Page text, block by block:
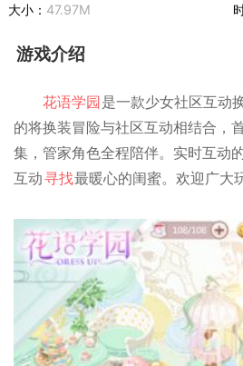
大小： 47.97M
游戏介绍
花语学园 是一款少女社区互动
的将换装冒险与社区互动相结合，
集，管家角色全程陪伴。实时互动
互动寻找最暖心的闺蜜。欢迎广大